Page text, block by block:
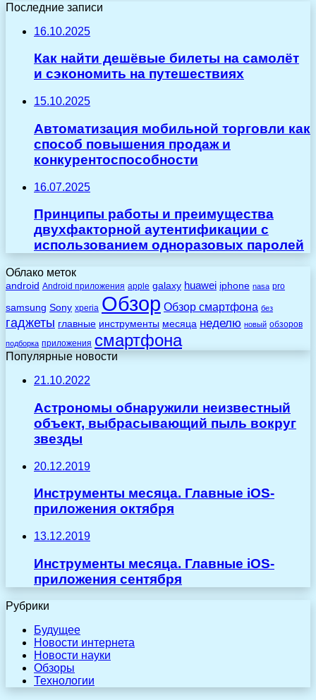
Последние записи
16.10.2025
Как найти дешёвые билеты на самолёт
и сэкономить на путешествиях
15.10.2025
Автоматизация мобильной торговли как
способ повышения продаж и
конкурентоспособности
16.07.2025
Принципы работы и преимущества
двухфакторной аутентификации с
использованием одноразовых паролей
Облако меток
android Android приложения apple galaxy huawei iphone nasa pro
samsung Sony xperia Обзор Обзор смартфона без
гаджеты главные инструменты месяца неделю новый обзоров
подборка приложения смартфона
Популярные новости
21.10.2022
Астрономы обнаружили неизвестный
объект, выбрасывающий пыль вокруг
звезды
20.12.2019
Инструменты месяца. Главные iOS-
приложения октября
13.12.2019
Инструменты месяца. Главные iOS-
приложения сентября
Рубрики
Будущее
Новости интернета
Новости науки
Обзоры
Технологии